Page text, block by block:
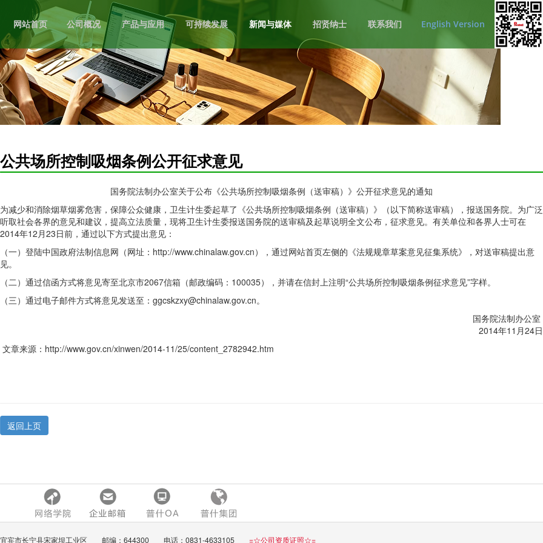
网站首页 公司概况 产品与应用 可持续发展 新闻与媒体 招贤纳士 联系我们 English Version
公共场所控制吸烟条例公开征求意见
国务院法制办公室关于公布《公共场所控制吸烟条例（送审稿）》公开征求意见的通知
为减少和消除烟草烟雾危害，保障公众健康，卫生计生委起草了《公共场所控制吸烟条例（送审稿）》（以下简称送审稿），报送国务院。为广泛
听取社会各界的意见和建议，提高立法质量，现将卫生计生委报送国务院的送审稿及起草说明全文公布，征求意见。有关单位和各界人士可在
2014年12月23日前，通过以下方式提出意见：
（一）登陆中国政府法制信息网（网址：http://www.chinalaw.gov.cn），通过网站首页左侧的《法规规章草案意见征集系统》，对送审稿提出意
见。
（二）通过信函方式将意见寄至北京市2067信箱（邮政编码：100035），并请在信封上注明“公共场所控制吸烟条例征求意见”字样。
（三）通过电子邮件方式将意见发送至：ggcskzxy@chinalaw.gov.cn。
国务院法制办公室
2014年11月24日
文章来源： http://www.gov.cn/xinwen/2014-11/25/content_2782942.htm
返回上页
宜宾市长宁县宋家坝工业区 邮编：644300 电话：0831-4633105 =☆公司资质证照☆=